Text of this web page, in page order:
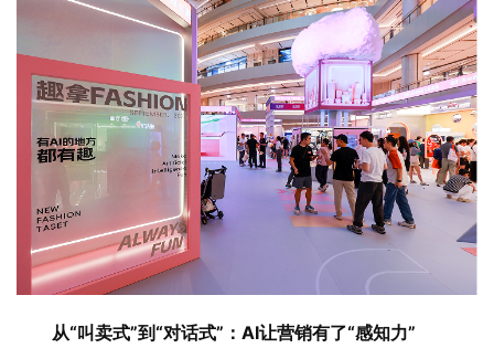
从“叫卖式”到“对话式”：AI让营销有了“感知力”